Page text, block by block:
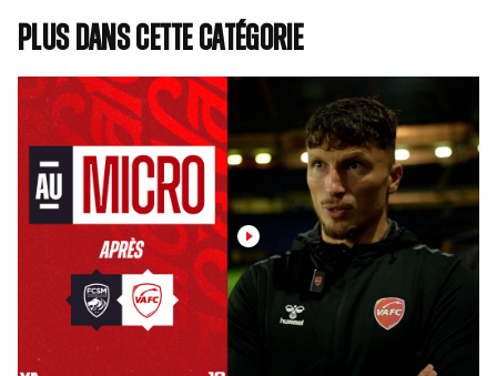
Plus dans cette catégorie